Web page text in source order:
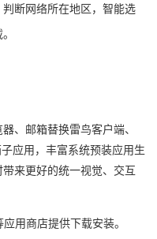
断网络所在地区，智能选
、邮箱替换雷鸟客户端、
应用，丰富系统预装应用生
来更好的统一视觉、交互
用商店提供下载安装。